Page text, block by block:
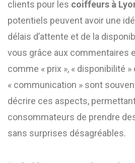
clients pour les coiffeurs à
potentiels peuvent avoir une
délais d’attente et de la
vous grâce aux commentaires
comme « prix », « disponibilité »
« communication » sont
décrire ces aspects,
consommateurs de prendre
sans surprises désagréables.